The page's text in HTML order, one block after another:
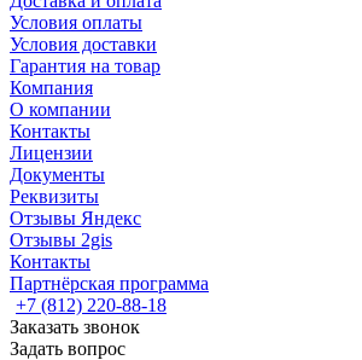
Условия оплаты
Условия доставки
Гарантия на товар
Компания
О компании
Контакты
Лицензии
Документы
Реквизиты
Отзывы Яндекс
Отзывы 2gis
Контакты
Партнёрская программа
+7 (812) 220-88-18
Заказать звонок
Задать вопрос